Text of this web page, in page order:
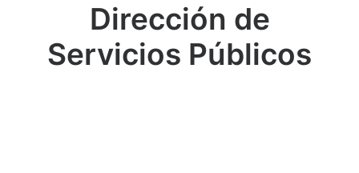
Dirección de
Servicios Públicos